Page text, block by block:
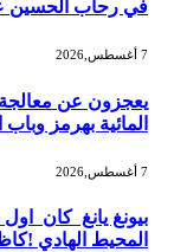
في رحاب الحسين
يعجزون عن معالجة
المائية بهرمز
بيونغ يانغ كان
المحيط الهادي